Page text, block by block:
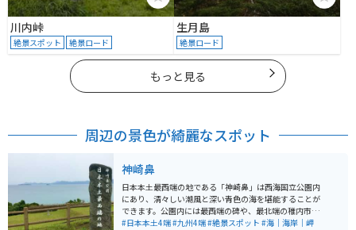
川内峠
絶景スポット 絶景ロード
生月島
絶景ロード
もっと見る
周辺の景色が綺麗なスポット
神崎鼻
日本本土最西端の地である「神崎鼻」は西海国立公園内
にあり、清々しい潮風と深い青色の海を堪能することが
できます。公園内には最西端の碑や、最北端の稚内市、
最東端の根室市、最南端の南大隅町（旧：佐多町）との
#日本本土4端#九州4端#絶景スポット #海｜海岸｜岬